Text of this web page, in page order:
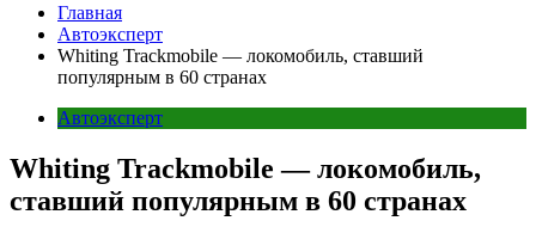
Главная
Автоэксперт
Whiting Trackmobile — локомобиль, ставший
популярным в 60 странах
Автоэксперт
Whiting Trackmobile — локомобиль,
ставший популярным в 60 странах